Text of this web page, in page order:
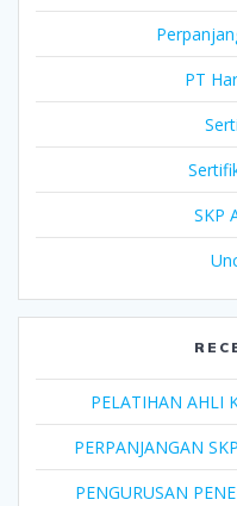
PT
SKP
PELATIHAN AHLI
PERPANJANGAN
PENGURUSAN